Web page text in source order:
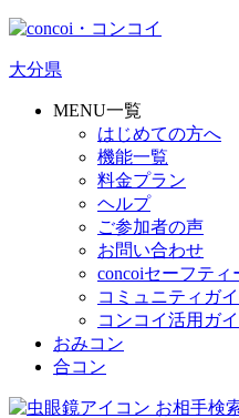
大分県
MENU一覧
はじめての方へ
機能一覧
料金プラン
ヘルプ
ご参加者の声
お問い合わせ
concoiセーフティ
コミュニティガ
コンコイ活用ガ
おみコン
合コン
お相手検